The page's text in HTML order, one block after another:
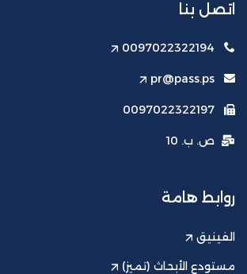
اتصل بنا
0097022322194
pr@pass.ps
0097022322197
ص. ب. 10
روابط هامة
الفينيق
مستودع الأبحاث (تميز)